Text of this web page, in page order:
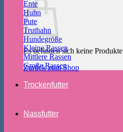
Es befinden sich keine
Zurück zum Shop
Ente
Huhn
Pute
Truthahn
Hundegröße
Kleine Rassen
Mittlere Rassen
Große Rassen
Trockenfutter
Nassfutter